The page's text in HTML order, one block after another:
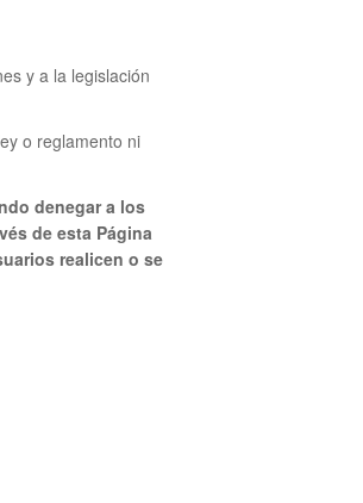
y a la legislación
o reglamento ni
denegar a los
de esta Página
realicen o se